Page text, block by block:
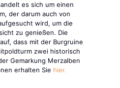
es sich um einen
der darum auch von
wird, um die
zu genießen. Die
dass mit der Burgruine
zwei historisch
Gemarkung Merzalben
erhalten Sie hier.